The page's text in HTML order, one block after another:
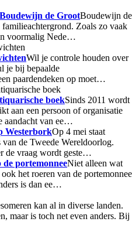
de GrootBoudewijn de
Zoals zo vaak
voormalig Nede…
Wil je controle houden over
je bij bepaalde
paardendeken op moet…
boekSinds 2011 wordt
aan een persoon of organisatie
aandacht van ee…
WesterborkOp 4 mei staat
de Tweede Wereldoorlog.
de vraag wordt geste…
portemonneeNiet alleen wat
het roeren van de portemonnee
is dan ee…
kan al in diverse landen.
maar is toch net even anders. Bij